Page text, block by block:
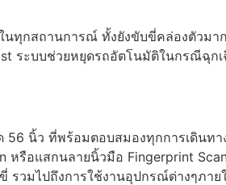
กสถานการณ์ ทั้งยังขับขี่คล่องตัวมา
ระบบช่วยหยุดรถอัตโนมัติในกรณี
นิ้ว ที่พร้อมตอบสมองทุกการเดินท
รือแสกนลายนิ้วมือ Fingerprint
วมไปถึงการใช้งานอุปกรณ์ต่างๆภาย